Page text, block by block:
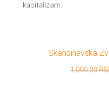
kapitalizam.
Skandinavska
1,000.00